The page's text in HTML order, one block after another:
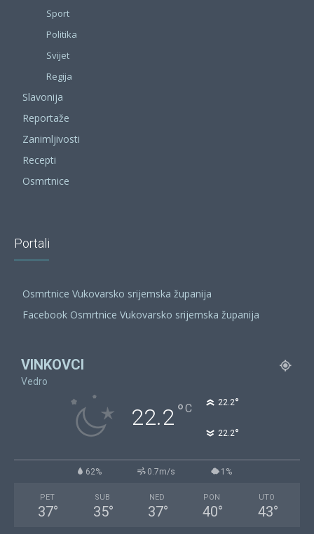
Sport
Politika
Svijet
Regija
Slavonija
Reportaže
Zanimljivosti
Recepti
Osmrtnice
Portali
Osmrtnice Vukovarsko srijemska županija
Facebook Osmrtnice Vukovarsko srijemska županija
VINKOVCI
Vedro
22.2°C 22.2°
22.2°
62% 0.7m/s 1%
PET
37°
SUB
35°
NED
37°
PON
40°
UTO
43°